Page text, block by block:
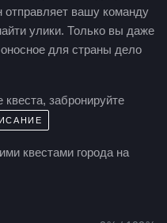
отправляет вашу команду
улики. Только вы даже
для страны дело
забронируйте
квестами города на